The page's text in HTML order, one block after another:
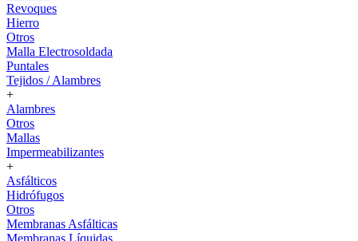
Revoques
Hierro
Otros
Malla Electrosoldada
Puntales
Tejidos / Alambres
+
Alambres
Otros
Mallas
Impermeabilizantes
+
Asfálticos
Hidrófugos
Otros
Membranas Asfálticas
Membranas Líquidas